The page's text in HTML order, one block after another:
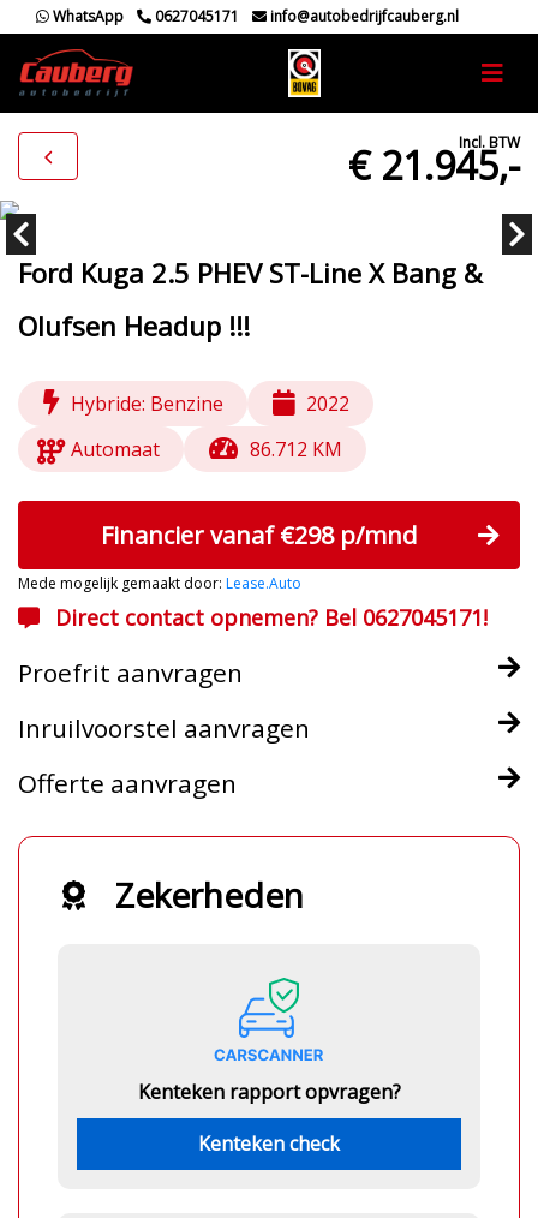
WhatsApp 0627045171 info@autobedrijfcauberg.nl
Incl. BTW
€ 21.945,-
Ford Kuga 2.5 PHEV ST-Line X Bang &
Olufsen Headup !!!
Hybride: Benzine
2022
Automaat
86.712 KM
Financier vanaf €298 p/mnd
Mede mogelijk gemaakt door: Lease.Auto
Direct contact opnemen? Bel 0627045171!
Proefrit aanvragen
Inruilvoorstel aanvragen
Offerte aanvragen
Zekerheden
Kenteken rapport opvragen?
Kenteken check